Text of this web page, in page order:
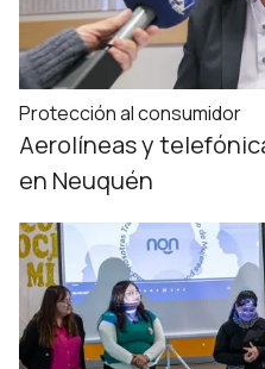
Protección al consumidor
Aerolíneas y
en Neuquén